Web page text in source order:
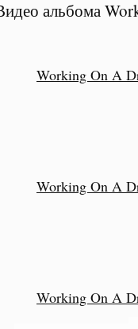
альбома
Working On A
Working On A
Working On A